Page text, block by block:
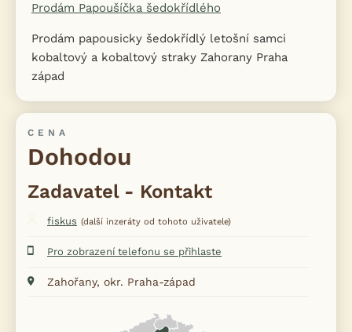
Prodám Papoušíčka šedokřídlého
Prodám papousicky šedokřídlý letošní samci
kobaltový a kobaltový straky Zahorany Praha
západ
CENA
Dohodou
Zadavatel - Kontakt
fiskus (další inzeráty od tohoto uživatele)
Pro zobrazení telefonu se přihlaste
Zahořany, okr. Praha-západ